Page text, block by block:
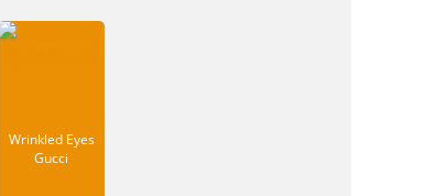
Wrinkled Eyes
Gucci